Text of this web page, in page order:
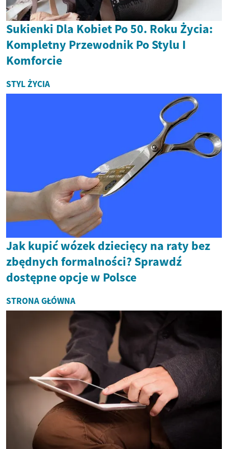
Sukienki Dla Kobiet Po 50. Roku Życia:
Kompletny Przewodnik Po Stylu I
Komforcie
STYL ŻYCIA
Jak kupić wózek dziecięcy na raty bez
zbędnych formalności? Sprawdź
dostępne opcje w Polsce
STRONA GŁÓWNA